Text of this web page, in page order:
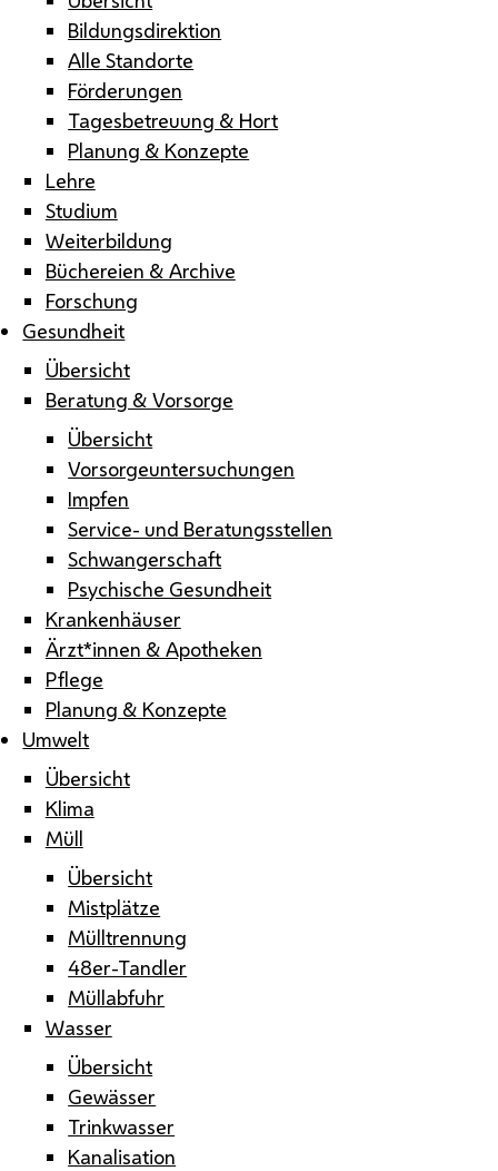
Bildungsdirektion
Alle Standorte
Förderungen
Tagesbetreuung & Hort
Planung & Konzepte
Lehre
Studium
Weiterbildung
Büchereien & Archive
Forschung
Gesundheit
Übersicht
Beratung & Vorsorge
Übersicht
Vorsorgeuntersuchungen
Impfen
Service- und Beratungsstellen
Schwangerschaft
Psychische Gesundheit
Krankenhäuser
Ärzt*innen & Apotheken
Pflege
Planung & Konzepte
Umwelt
Übersicht
Klima
Müll
Übersicht
Mistplätze
Mülltrennung
48er-Tandler
Müllabfuhr
Wasser
Übersicht
Gewässer
Trinkwasser
Kanalisation